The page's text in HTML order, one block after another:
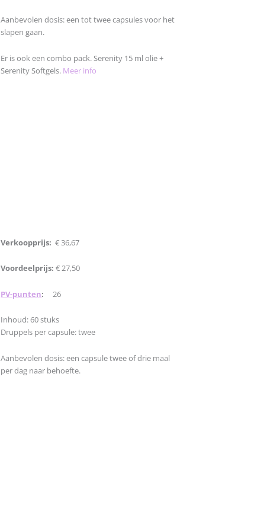
Aanbevolen dosis: een tot twee capsules voor het
slapen gaan.
Er is ook een combo pack. Serenity 15 ml olie +
Serenity Softgels. Meer info
Verkoopprijs: € 36,67
Voordeelprijs: € 27,50
PV-punten: 26
Inhoud: 60 stuks
Druppels per capsule: twee
Aanbevolen dosis: een capsule twee of drie maal
per dag naar behoefte.